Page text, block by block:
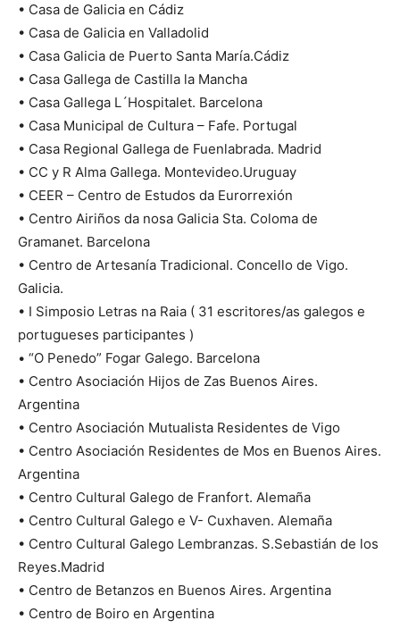
• Casa de Galicia en Cádiz
• Casa de Galicia en Valladolid
• Casa Galicia de Puerto Santa María.Cádiz
• Casa Gallega de Castilla la Mancha
• Casa Gallega L´Hospitalet. Barcelona
• Casa Municipal de Cultura – Fafe. Portugal
• Casa Regional Gallega de Fuenlabrada. Madrid
• CC y R Alma Gallega. Montevideo.Uruguay
• CEER – Centro de Estudos da Eurorrexión
• Centro Airiños da nosa Galicia Sta. Coloma de
Gramanet. Barcelona
• Centro de Artesanía Tradicional. Concello de Vigo.
Galicia.
• I Simposio Letras na Raia ( 31 escritores/as galegos e
portugueses participantes )
• “O Penedo” Fogar Galego. Barcelona
• Centro Asociación Hijos de Zas Buenos Aires.
Argentina
• Centro Asociación Mutualista Residentes de Vigo
• Centro Asociación Residentes de Mos en Buenos Aires.
Argentina
• Centro Cultural Galego de Franfort. Alemaña
• Centro Cultural Galego e V- Cuxhaven. Alemaña
• Centro Cultural Galego Lembranzas. S.Sebastián de los
Reyes.Madrid
• Centro de Betanzos en Buenos Aires. Argentina
• Centro de Boiro en Argentina